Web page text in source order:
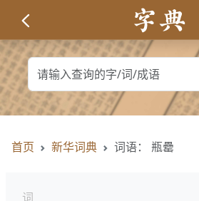
首页 新华词典 词语： 瓶罍
词